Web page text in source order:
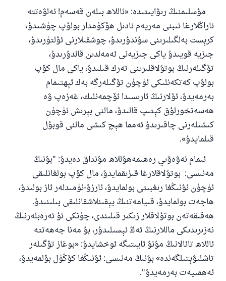
مۇسلىمنىڭ رىۋايىتىدە:«ئاللاھ بىلەن قەسەم!ئەلۋەتتە
ئاراڭلارغا ئىبنى مەريەم ئادىل ھۆكۈمدار بولۇپ چۈشىدۇ،
كرېست بەلگىلىرىنى سۇندۇرىدۇ، چوشقىلارنى ئۆلتۈرىدۇ،
جىزيە قويىدۇ ياكى جىزيەنى ئەمەلدىن قالدۇرىدۇ،
تۆگىلەرنىڭ بوتۇلاقلىرىنى تەرك قىلىدۇ، ياكى مال كۆپ
بولۇپ كەتكەنلىكى ئۈچۈن تۆگىلەرگە بەك ئېھتىمام
بەرمەيدۇ، ئۇلارنىڭ ئارىسىدا ئۆچمەنلىك، غەزەپ ۋە
ھەسەتخورلۇق كېتىپ قالىدۇ، مالنى بېرىش ئۈچۈن
كىشىلەرنى چاقىرىدۇ ئەمما ھېچ كىشى مالنى قوبۇل
قىلمايدۇ».
ئىمام نەۋەۋىي رەھىمەھۇللاھ مۇنداق دەيدۇ:
"بۇنىڭ
مەنىسى: بوتۇلاقلارغا قىزىقمايدۇ، مال كۆپ بولغانلىقى
ئۈچۈن ئۇنىڭغا رىغبىتى بولمايدۇ، ئارزۇ-ئۈمىدلەر ئاز بولىدۇ،
ھاجەت بولمايدۇ، قىيامەتنىڭ يېقىنلاشقانلىقى بىلىنىدۇ.
ھەقىقەتەن بوتۇلاقلار زىكىر قىلىندى، چۈنكى ئۇ ئەرەبلەرنىڭ
نەزىرىدىكى ماللارنىڭ ئەڭ ئېسىلىدۇر، بۇ مەنا جەھەتتە
ئاللاھ تائالانىڭ مۇنۇ ئايىتىگە ئوخشايدۇ:«بوغاز تۆگىلەر
تاشلىۋېتىلگەندە» بۇنىڭ مەنىسى: ئۇنىڭغا كۆڭۈل بۆلمەيدۇ،
ئەھمىيەت بەرمەيدۇ".